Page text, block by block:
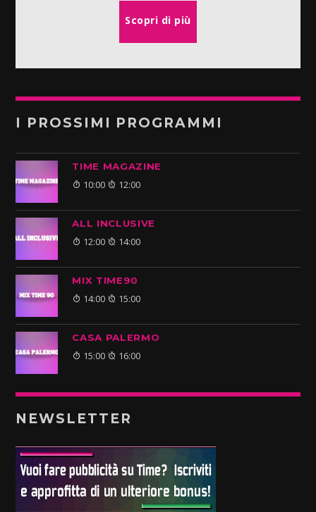
Scopri di più
I PROSSIMI PROGRAMMI
TIME MAGAZINE
10:00 12:00
ALL INCLUSIVE
12:00 14:00
MIX TIME90
14:00 15:00
CASA PALERMO
15:00 16:00
NEWSLETTER